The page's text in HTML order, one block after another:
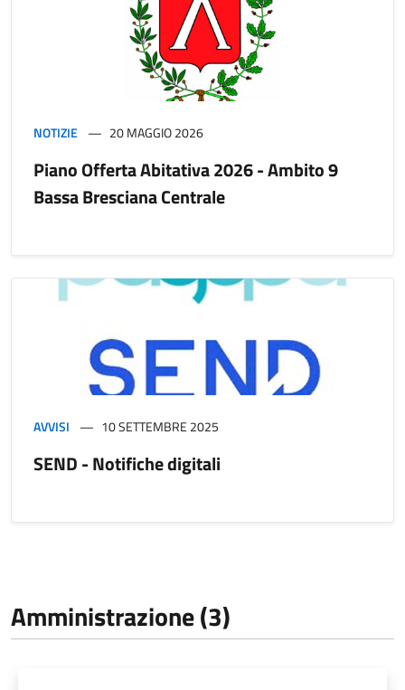
NOTIZIE 20 MAGGIO 2026
Piano Offerta Abitativa 2026 - Ambito 9
Bassa Bresciana Centrale
AVVISI 10 SETTEMBRE 2025
SEND - Notifiche digitali
Amministrazione (3)